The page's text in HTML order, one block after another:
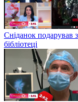
Сніданок подарував
бібліотеці